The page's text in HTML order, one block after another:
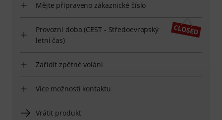
Mějte připraveno zákaznické číslo
Provozní doba (CEST - Středoevropský
letní čas)
Zařídit zpětné volání
Více možností kontaktu
Vrátit produkt